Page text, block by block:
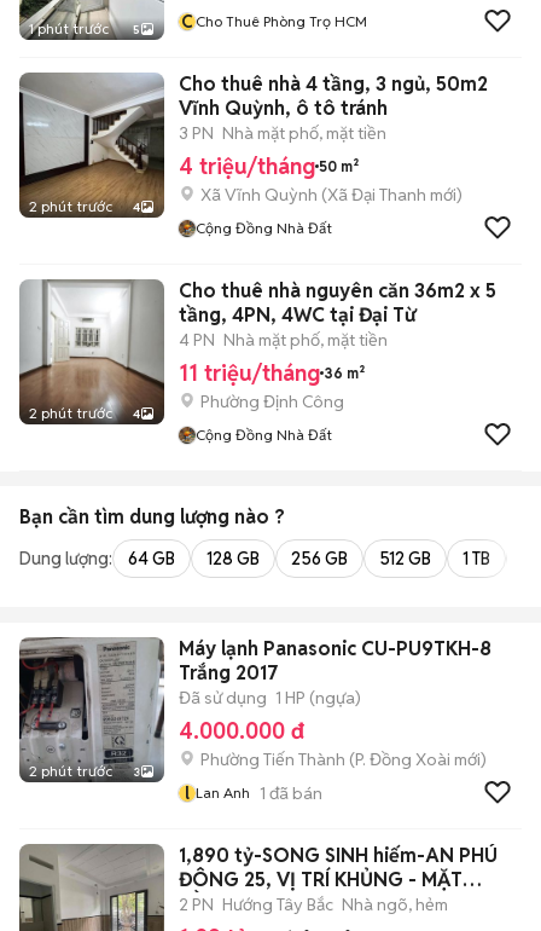
1 phút trước 5
CCho Thuê Phòng Trọ HCM
2 phút trước 4
Cho thuê nhà 4 tầng, 3 ngủ, 50m2
Vĩnh Quỳnh, ô tô tránh
3 PN Nhà mặt phố, mặt tiền
4 triệu/tháng 50 m²
Xã Vĩnh Quỳnh (Xã Đại Thanh mới)
Cộng Đồng Nhà Đất
2 phút trước 4
Cho thuê nhà nguyên căn 36m2 x 5
tầng, 4PN, 4WC tại Đại Từ
4 PN Nhà mặt phố, mặt tiền
11 triệu/tháng 36 m²
Phường Định Công
Cộng Đồng Nhà Đất
Bạn cần tìm dung lượng nào ?
Dung lượng: 64 GB 128 GB 256 GB 512 GB 1 TB
2 phút trước 3
Máy lạnh Panasonic CU-PU9TKH-8
Trắng 2017
Đã sử dụng 1 HP (ngựa)
4.000.000 đ
Phường Tiến Thành (P. Đồng Xoài mới)
l Lan Anh 1 đã bán
1,890 tỷ-SONG SINH hiếm-AN PHÚ
ĐÔNG 25, VỊ TRÍ KHỦNG - MẶT
BẰNG KINH
2 PN Hướng Tây Bắc Nhà ngõ, hẻm